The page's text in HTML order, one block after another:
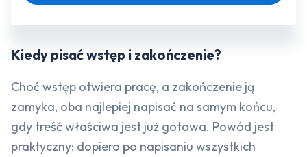
Kiedy pisać wstęp i zakończenie?
Choć wstęp otwiera pracę, a zakończenie ją
zamyka, oba najlepiej napisać na samym końcu,
gdy treść właściwa jest już gotowa. Powód jest
praktyczny: dopiero po napisaniu wszystkich